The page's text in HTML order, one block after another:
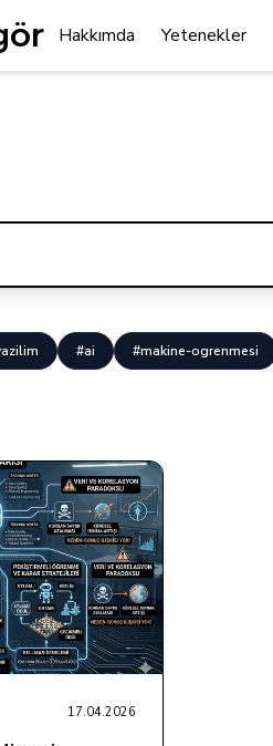
Hakkımda Yetenekler
#ai #makine-ogrenmesi
17.04.2026